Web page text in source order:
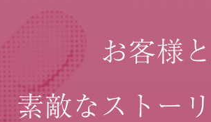
お客様
素敵なストー